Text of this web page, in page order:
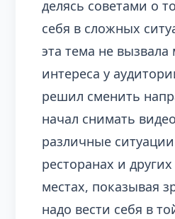
делясь советами о
себя в сложных
эта тема не вызвала
интереса у
решил сменить
начал снимать
различные
ресторанах и
местах, показывая
надо вести себя в